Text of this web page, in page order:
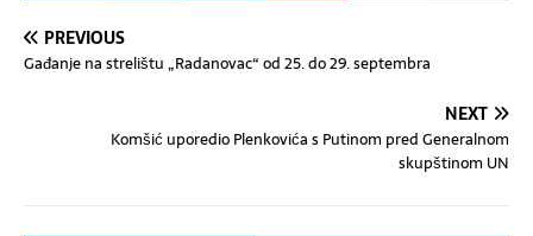
PREVIOUS
Gađanje na strelištu „Radanovac“ od 25. do 29. septembra
NEXT
Komšić uporedio Plenkovića s Putinom pred Generalnom
skupštinom UN